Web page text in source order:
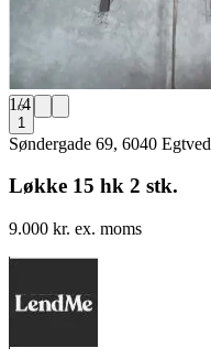
1/4
1
Søndergade 69, 6040 Egtved
Løkke 15 hk 2 stk.
9.000 kr. ex. moms